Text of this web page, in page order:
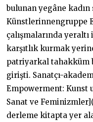
bulunan yegâne
Künstlerinnengruppe
çalışmalarında
karşıtlık kurmak
patriyarkal tahakküm
girişti. Sanatçı-
Empowerment: Kunst
Sanat ve
derleme kitapta yer